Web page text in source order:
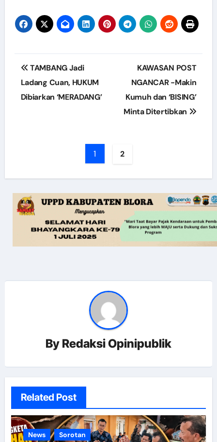
Post
navigation
TAMBANG Jadi
Ladang Cuan, HUKUM
Dibiarkan ‘MERADANG’
KAWASAN POST
NGANCAR -Makin
Kumuh dan ‘BISING’
Minta Ditertibkan
1 2
By Redaksi Opinipublik
Related Post
News Sorotan